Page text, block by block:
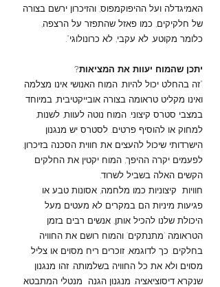
האמיגדלה ועל ההיפוקמפוס, והזיכרון ירשם בצורה
של חלקיקים, כמו פאזל שהתפזר על הרצפה,
כלומר מקוטע, לא עקבי, לא כרונולוגי".
יתכן שהמוח יעוות את המציאות?
"זה בהחלט יכול להיות. המוח האנושי אינו מצלמה
ואינו מקליט טראומה בצורה אובייקטיבית, במיוחד
במצבי סטרס קיצוני. המוח נוטה לעוות, לשנות,
למחוק או להוסיף פרטים. לסטרס יש מנגנון
הישרדותי שיכול להעצים את חווית הסכנה בזיכרון.
לפעמים יקרה ההיפך, המוח יקטין את החלקים
הקשים האלה בשביל לשרוד.
חוויות קיצוניות כמו מלחמה, אסונות טבע או
פגיעות מיניות הם במקרים לא מעטים מעל
היכולת שלנו להכיל אותן, אנשים רבים בזמן
הטראומה 'מתנתקים' והמוח רושם את החוויה
בחלקים. כך לדוגמא, זוכרים ריח מסוים או צליל
מסוים ולא את כל החוויה בשלמותה. זהו מנגנון
שנקרא דיסוציאציה. מנגנון הגנה מנטלי המתבטא